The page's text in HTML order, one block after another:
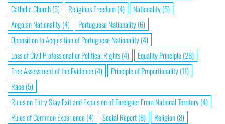
Catholic Church(5) Religious Freedom (4) Nationality(5)
Angolan Nationality(4) Portuguese Nationality(6)
Opposition to Acquisition of Portuguese Nationality(4)
Loss of Civil Professional or Political Rights(4) Equality Principle(28)
Free Assessment of the Evidence(4) Principle of Proportionality(11)
Race(5)
Rules on Entry Stay Exit and Expulsion of Foreigner From National Territory(4)
Rules of Common Experience(4) Social Report(8) Religion(8)